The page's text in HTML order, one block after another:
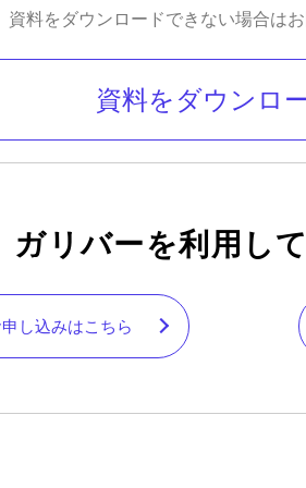
資料をダウンロードできない場合は
資料をダウンロ
ガリバーを利用し
し込みはこちら